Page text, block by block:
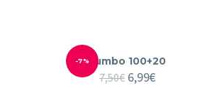
-7% Jumbo 100+20
7,50€ Le
6,99€